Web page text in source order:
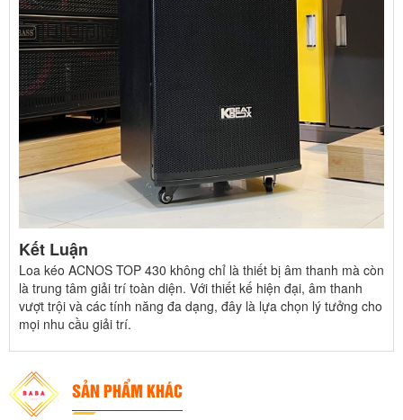
Kết Luận
Loa kéo ACNOS TOP 430 không chỉ là thiết bị âm thanh mà còn
là trung tâm giải trí toàn diện. Với thiết kế hiện đại, âm thanh
vượt trội và các tính năng đa dạng, đây là lựa chọn lý tưởng cho
mọi nhu cầu giải trí.
SẢN PHẨM KHÁC